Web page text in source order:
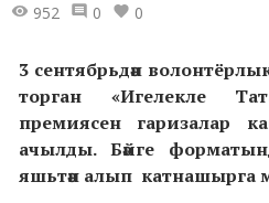
952 0 0
3 сентябрьдән волонтёрлык
торган
«Игелекле
премиясен
гаризалар
ачылды.Бәйге
яшьтән алып катнашырга